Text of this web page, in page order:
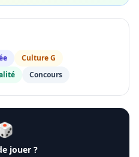
Culture G
Concours
jouer ?